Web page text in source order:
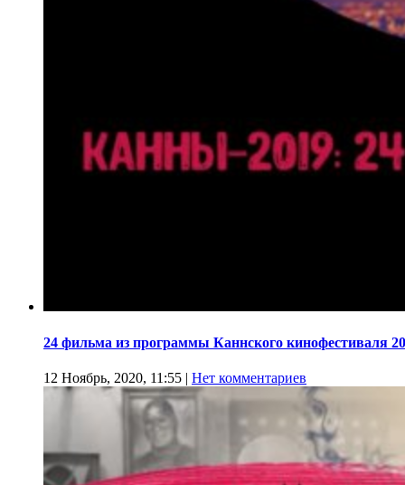
24 фильма из программы Каннского кинофестиваля
12 Ноябрь, 2020, 11:55 | Нет комментариев